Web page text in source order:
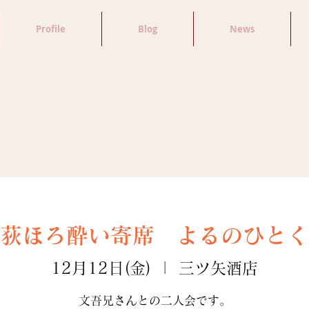
Profile Blog News
ほろ酔い寄席 よるのひと
12月12日(金) 三ツ矢酒店
文吾兄さんとの二人会です。